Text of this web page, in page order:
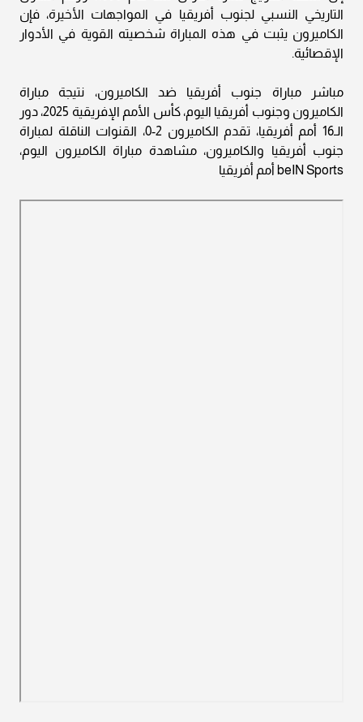
التاريخي النسبي لجنوب أفريقيا في المواجهات الأخيرة، فإن
الكاميرون يثبت في هذه المباراة شخصيته القوية في الأدوار
الإقصائية.
مباشر مباراة جنوب أفريقيا ضد الكاميرون، نتيجة مباراة
الكاميرون وجنوب أفريقيا اليوم، كأس الأمم الإفريقية 2025، دور
الـ16 أمم أفريقيا، تقدم الكاميرون 2-0، القنوات الناقلة لمباراة
جنوب أفريقيا والكاميرون، مشاهدة مباراة الكاميرون اليوم،
beIN Sports أمم أفريقيا